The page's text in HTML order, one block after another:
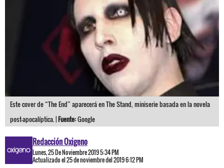
Este cover de “The End” aparecerá en The Stand, miniserie basada en la novela
post-apocalíptica. |Fuente:Google
Redacción Oxigeno
Lunes, 25 De Noviembre 2019 5:34 PM
Actualizado el 25 de noviembre del 2019 6:12 PM